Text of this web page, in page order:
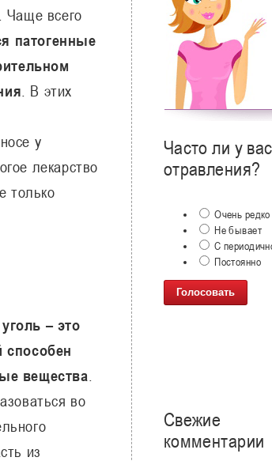
Чаще всего
патогенные
. В этих
у
лекарство
только
– это
способен
вещества
во
из
Часто ли у
отравления?
Очень редко
Не бывает
С
Постоянно
Свежие
комментарии